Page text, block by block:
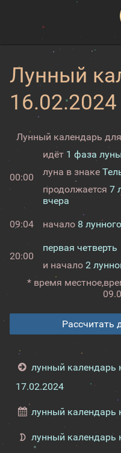
Лунный
Лунный календарь
00:00
идёт 1 фаза луны
луна в знаке
продолжается 7
вчера
09:04 начало 8
20:00
первая четверть
и начало 2
* время местное,
Рассчитать
лунный календарь
17.02.2024
лунный календарь
лунный календарь